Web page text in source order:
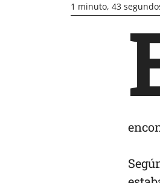
1 minuto, 43